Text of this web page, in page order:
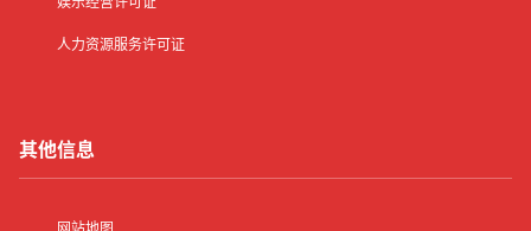
人力资源服务许可证
其他信息